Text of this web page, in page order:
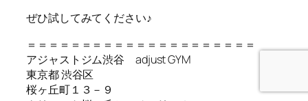
ぜひ試してみてください♪
＝＝＝＝＝＝＝＝＝＝＝＝＝＝＝＝＝＝＝＝＝
アジャストジム渋谷 adjust GYM
東京都 渋谷区
桜ヶ丘町１３－９